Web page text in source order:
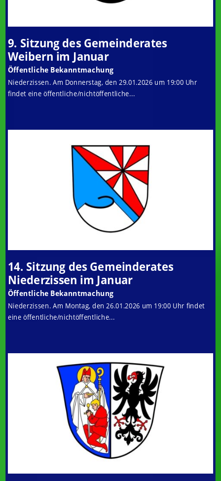
9. Sitzung des Gemeinderates
Weibern im Januar
Öffentliche Bekanntmachung
Niederzissen. Am Donnerstag, den 29.01.2026 um 19:00 Uhr
findet eine öffentliche/nichtöffentliche...
14. Sitzung des Gemeinderates
Niederzissen im Januar
Öffentliche Bekanntmachung
Niederzissen. Am Montag, den 26.01.2026 um 19:00 Uhr findet
eine öffentliche/nichtöffentliche...